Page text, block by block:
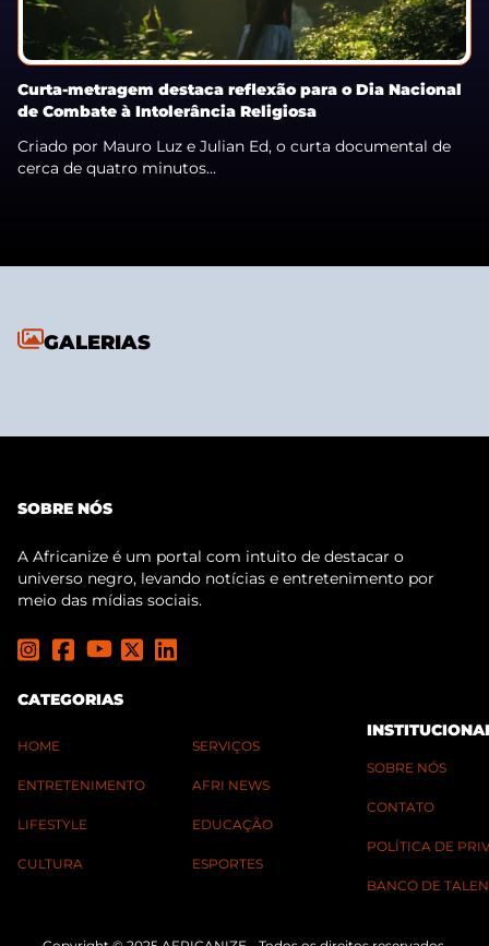
Curta-metragem destaca reflexão para o Dia Nacional
de Combate à Intolerância Religiosa
Criado por Mauro Luz e Julian Ed, o curta documental de
cerca de quatro minutos...
GALERIAS
SOBRE NÓS
A Africanize é um portal com intuito de destacar o
universo negro, levando notícias e entretenimento por
meio das mídias sociais.
CATEGORIAS
HOME
ENTRETENIMENTO
LIFESTYLE
CULTURA
SERVIÇOS
AFRI NEWS
EDUCAÇÃO
ESPORTES
SOBRE NÓS
CONTATO
POLÍTICA DE
BANCO DE